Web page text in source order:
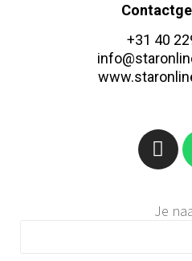
+31 40
Je